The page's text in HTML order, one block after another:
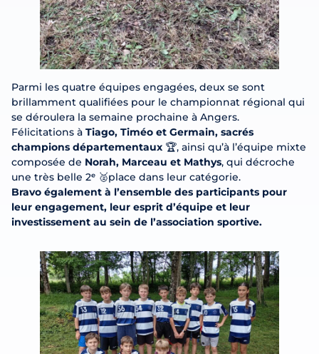
Parmi les quatre équipes engagées, deux se sont
brillamment qualifiées pour le championnat régional qui
se déroulera la semaine prochaine à Angers.
Félicitations à Tiago, Timéo et Germain, sacrés
champions départementaux 🏆, ainsi qu’à l’équipe mixte
composée de Norah, Marceau et Mathys, qui décroche
une très belle 2ᵉ 🥈place dans leur catégorie.
Bravo également à l’ensemble des participants pour
leur engagement, leur esprit d’équipe et leur
investissement au sein de l’association sportive.